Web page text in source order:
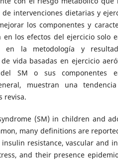
intervenciones dietarias y
los componentes y
en los efectos del ejercicio solo
en la metodología y
vida basadas en ejercicio
SM o sus componentes
muestran una
revisa.
(SM) in children and
many definitions are
resistance, vascular and
and their presence